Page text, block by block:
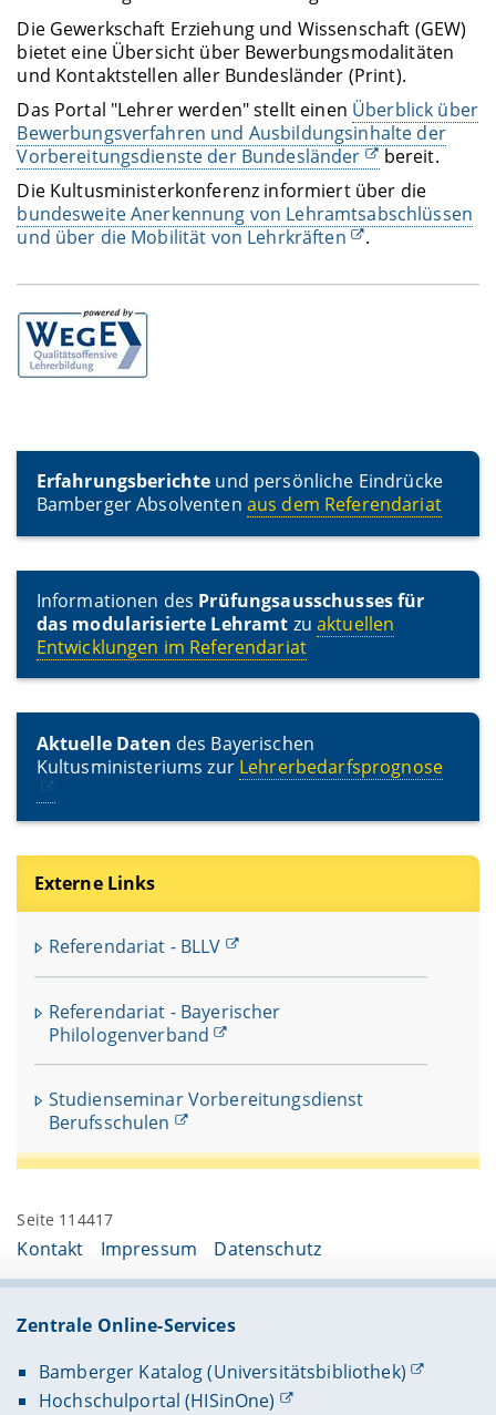
Externe Links
Referendariat - BLLV
Referendariat - Bayerischer
Philologenverband
Studienseminar Vorbereitungsdienst
Berufsschulen
Die Gewerkschaft Erziehung und Wissenschaft (GEW)
bietet eine Übersicht über Bewerbungsmodalitäten
und Kontaktstellen aller Bundesländer (Print).
Das Portal "Lehrer werden" stellt einen Überblick über
Bewerbungsverfahren und Ausbildungsinhalte der
Vorbereitungsdienste der Bundesländer
bereit.
Die Kultusministerkonferenz informiert über die
bundesweite Anerkennung von Lehramtsabschlüssen
und über die Mobilität von Lehrkräften
.
Erfahrungsberichte und persönliche Eindrücke
Bamberger Absolventen aus dem Referendariat
Informationen des Prüfungsausschusses für
das modularisierte Lehramt zu aktuellen
Entwicklungen im Referendariat
Aktuelle Daten des Bayerischen
Kultusministeriums zur Lehrerbedarfsprognose
Seite 114417
Kontakt Impressum Datenschutz
Zentrale Online-Services
Bamberger Katalog (Universitätsbibliothek)
Hochschulportal (HISinOne)